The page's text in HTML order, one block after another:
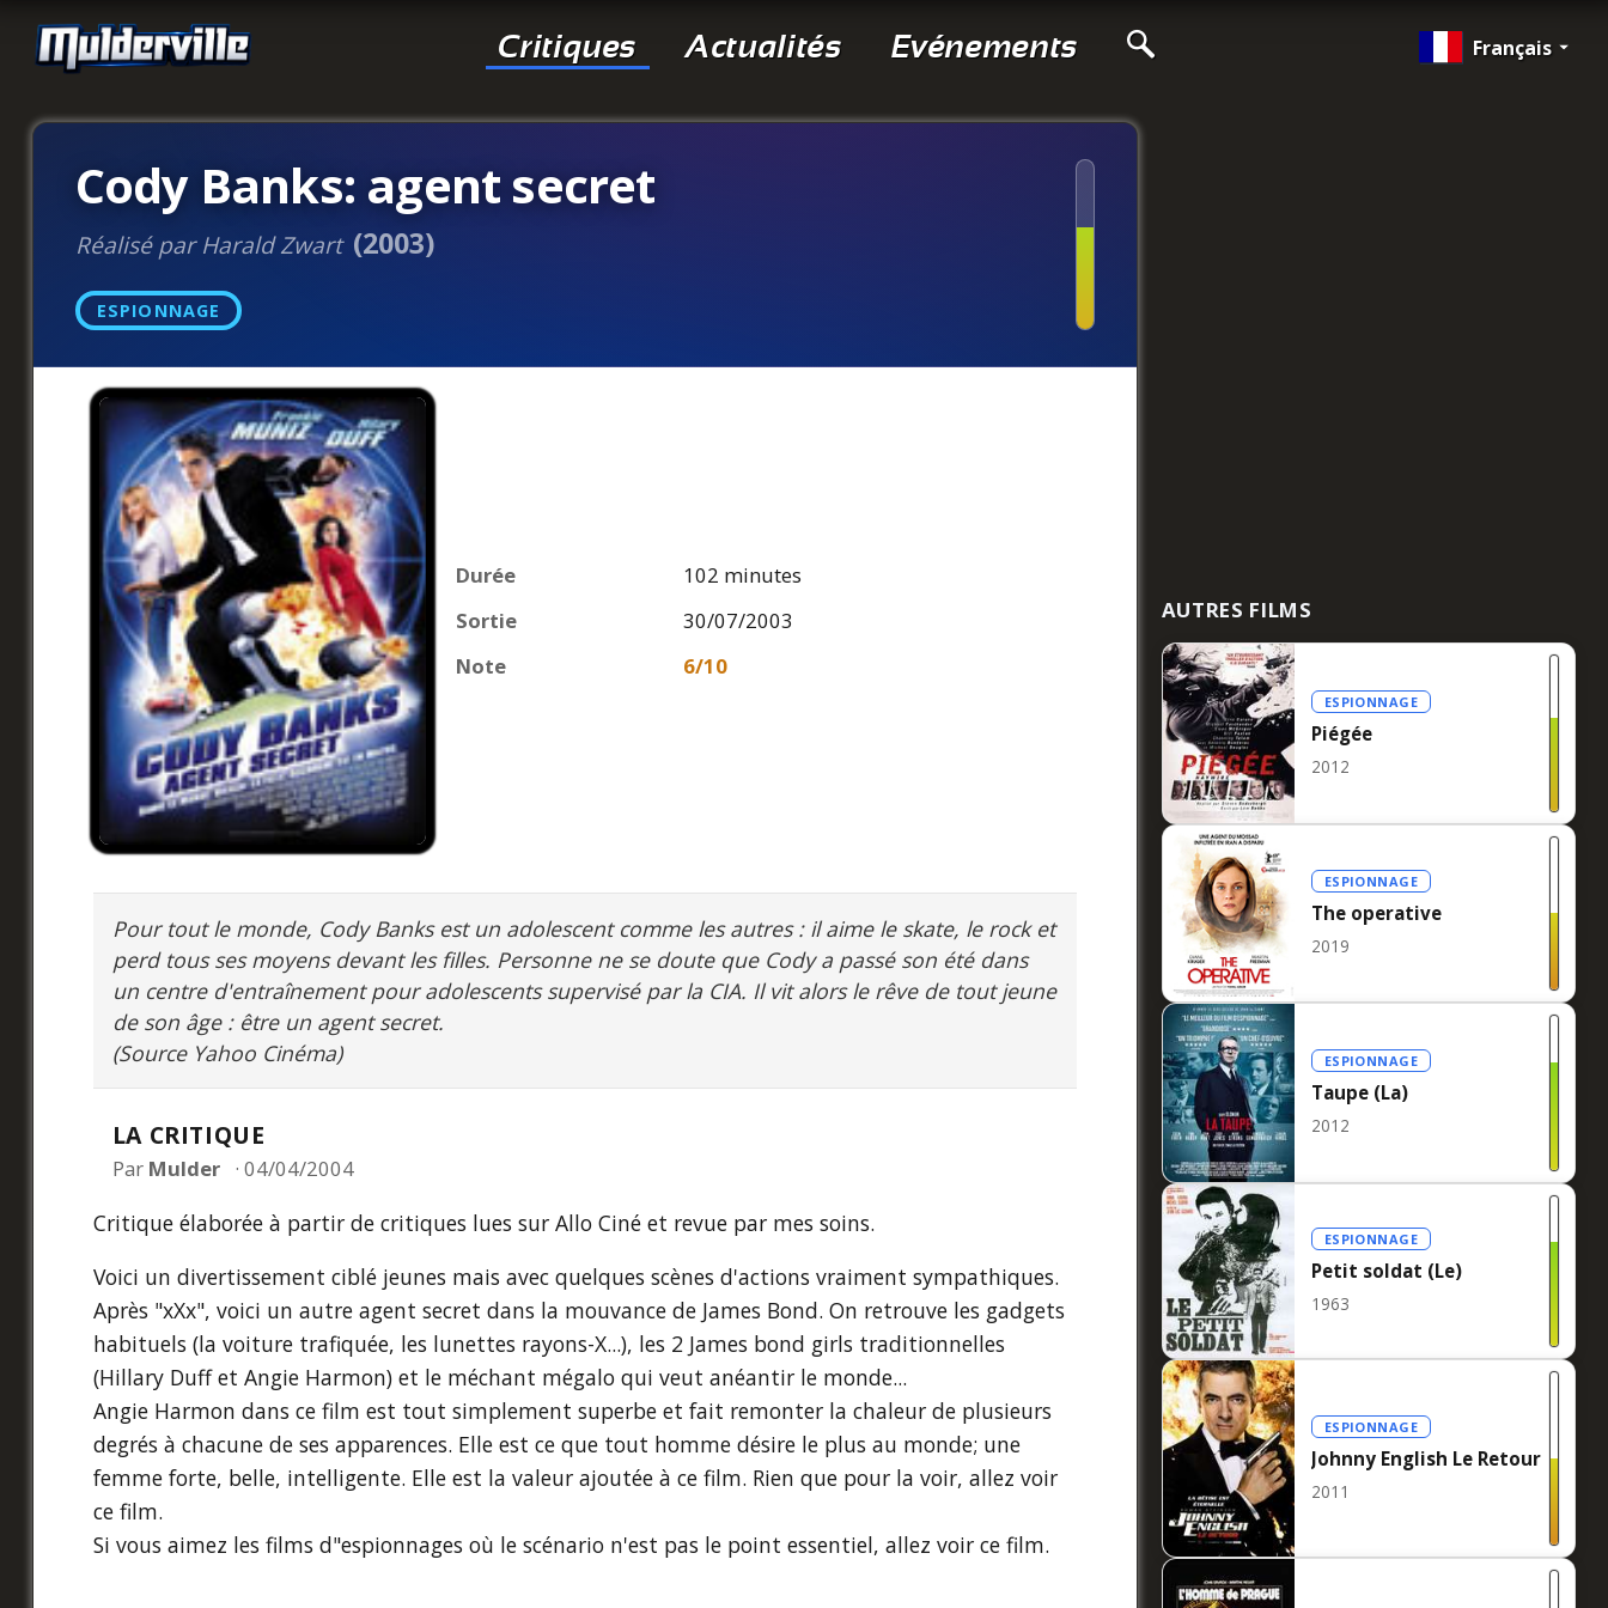
Critiques Actualités Evénements Français
Cody Banks: agent secret
Réalisé par Harald Zwart (2003)
ESPIONNAGE
Durée
102 minutes
Sortie
30/07/2003
Note
6/10
Pour tout le monde, Cody Banks est un adolescent comme les autres : il aime le skate, le rock et
perd tous ses moyens devant les filles. Personne ne se doute que Cody a passé son été dans
un centre d'entraînement pour adolescents supervisé par la CIA. Il vit alors le rêve de tout jeune
de son âge : être un agent secret.
(Source Yahoo Cinéma)
LA CRITIQUE
Par Mulder 04/04/2004
Critique élaborée à partir de critiques lues sur Allo Ciné et revue par mes soins.
Voici un divertissement ciblé jeunes mais avec quelques scènes d'actions vraiment sympathiques.
Après "xXx", voici un autre agent secret dans la mouvance de James Bond. On retrouve les gadgets
habituels (la voiture trafiquée, les lunettes rayons-X...), les 2 James bond girls traditionnelles
(Hillary Duff et Angie Harmon) et le méchant mégalo qui veut anéantir le monde...
Angie Harmon dans ce film est tout simplement superbe et fait remonter la chaleur de plusieurs
degrés à chacune de ses apparences. Elle est ce que tout homme désire le plus au monde; une
femme forte, belle, intelligente. Elle est la valeur ajoutée à ce film. Rien que pour la voir, allez voir
ce film.
Si vous aimez les films d"espionnages où le scénario n'est pas le point essentiel, allez voir ce film.
AUTRES FILMS
ESPIONNAGE
Piégée
2012
ESPIONNAGE
The operative
2019
ESPIONNAGE
Taupe (La)
2012
ESPIONNAGE
Petit soldat (Le)
1963
ESPIONNAGE
Johnny English Le Retour
2011